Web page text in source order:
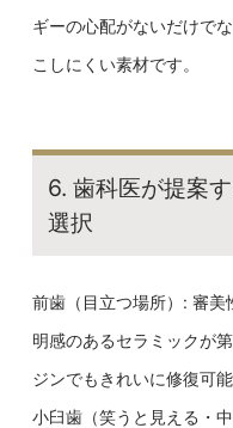
ギーの心配がないだけで
こしにくい素材です。
6. 歯科医が提案
選択
前歯（目立つ場所）: 審美
明感のあるセラミックが
ジンでもきれいに修復可能
小臼歯（笑うと見える・